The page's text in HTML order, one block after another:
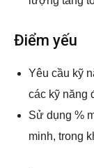
Điểm yếu
Yêu cầu kỹ
các kỹ năng
Sử dụng %
minh, trong